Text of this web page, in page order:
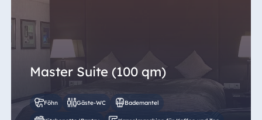
Master Suite (100 qm)
Föhn Gäste-WC Bademantel